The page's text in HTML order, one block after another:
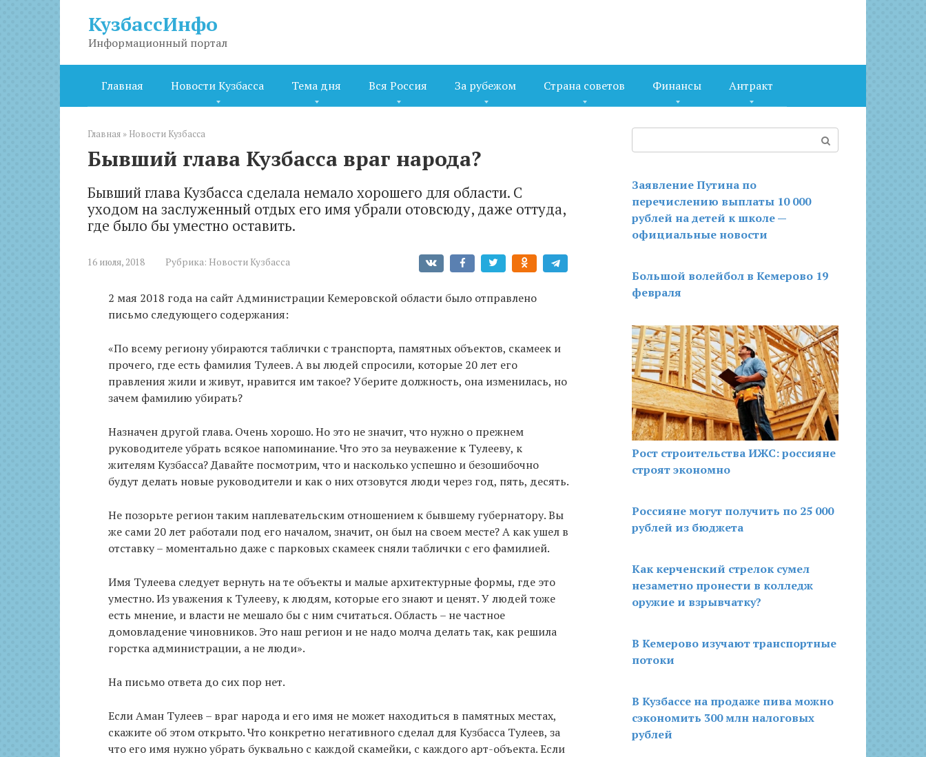
КузбассИнфо
Информационный портал
Главная Новости Кузбасса Тема дня Вся Россия За рубежом Страна советов Финансы Антракт
Главная » Новости Кузбасса
Бывший глава Кузбасса враг народа?
Бывший глава Кузбасса сделала немало хорошего для области. С
уходом на заслуженный отдых его имя убрали отовсюду, даже оттуда,
где было бы уместно оставить.
16 июля, 2018 Рубрика: Новости Кузбасса
2 мая 2018 года на сайт Администрации Кемеровской области было отправлено
письмо следующего содержания:
«По всему региону убираются таблички с транспорта, памятных объектов, скамеек и
прочего, где есть фамилия Тулеев. А вы людей спросили, которые 20 лет его
правления жили и живут, нравится им такое? Уберите должность, она изменилась, но
зачем фамилию убирать?
Назначен другой глава. Очень хорошо. Но это не значит, что нужно о прежнем
руководителе убрать всякое напоминание. Что это за неуважение к Тулееву, к
жителям Кузбасса? Давайте посмотрим, что и насколько успешно и безошибочно
будут делать новые руководители и как о них отзовутся люди через год, пять, десять.
Не позорьте регион таким наплевательским отношением к бывшему губернатору. Вы
же сами 20 лет работали под его началом, значит, он был на своем месте? А как ушел в
отставку – моментально даже с парковых скамеек сняли таблички с его фамилией.
Имя Тулеева следует вернуть на те объекты и малые архитектурные формы, где это
уместно. Из уважения к Тулееву, к людям, которые его знают и ценят. У людей тоже
есть мнение, и власти не мешало бы с ним считаться. Область – не частное
домовладение чиновников. Это наш регион и не надо молча делать так, как решила
горстка администрации, а не люди».
На письмо ответа до сих пор нет.
Если Аман Тулеев – враг народа и его имя не может находиться в памятных местах,
скажите об этом открыто. Что конкретно негативного сделал для Кузбасса Тулеев, за
что его имя нужно убрать буквально с каждой скамейки, с каждого арт-объекта. Если
Заявление Путина по
перечислению выплаты 10 000
рублей на детей к школе —
официальные новости
Большой волейбол в Кемерово 19
февраля
Рост строительства ИЖС: россияне
строят экономно
Россияне могут получить по 25 000
рублей из бюджета
Как керченский стрелок сумел
незаметно пронести в колледж
оружие и взрывчатку?
В Кемерово изучают транспортные
потоки
В Кузбассе на продаже пива можно
сэкономить 300 млн налоговых
рублей